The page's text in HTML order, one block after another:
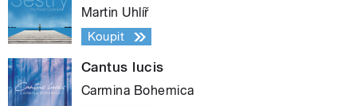
Martin Uhlíř
Koupit
Cantus lucis
Carmina Bohemica